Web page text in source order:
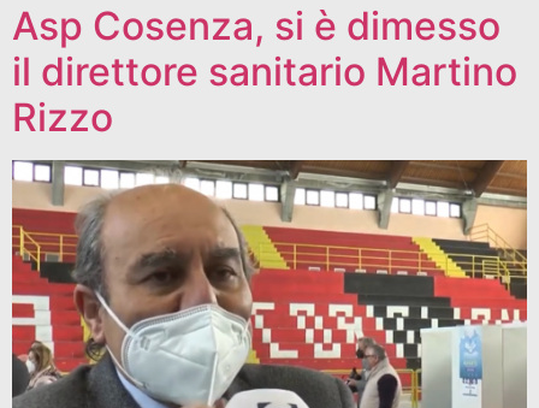
Asp Cosenza, si è dimesso
il direttore sanitario Martino
Rizzo